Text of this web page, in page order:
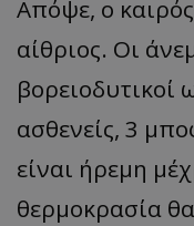
Απόψε, ο
αίθριος. Οι
βορειοδυτικοί
ασθενείς, 3
είναι ήρεμη
θερμοκρασία